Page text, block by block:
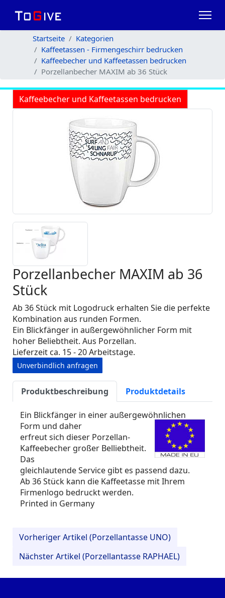
Startseite
Kategorien
Kaffeetassen - Firmengeschirr bedrucken
Kaffeebecher und Kaffeetassen bedrucken
Porzellanbecher MAXIM ab 36 Stück
Kaffeebecher und Kaffeetassen bedrucken
Porzellanbecher MAXIM ab 36
Stück
Ab 36 Stück mit Logodruck erhalten Sie die perfekte
Kombination aus runden Formen.
Ein Blickfänger in außergewöhnlicher Form mit
hoher Beliebtheit. Aus Porzellan.
Lieferzeit ca. 15 - 20 Arbeitstage.
Unverbindlich anfragen
Produktbeschreibung Produktdetails
Ein Blickfänger in einer außergewöhnlichen
Form und daher
erfreut sich dieser Porzellan-
Kaffeebecher großer Belliebtheit.
Das
gleichlautende Service gibt es passend dazu.
Ab 36 Stück kann die Kaffeetasse mit Ihrem
Firmenlogo bedruckt werden.
Printed in Germany
Vorheriger Artikel (Porzellantasse UNO)
Nächster Artikel (Porzellantasse RAPHAEL)